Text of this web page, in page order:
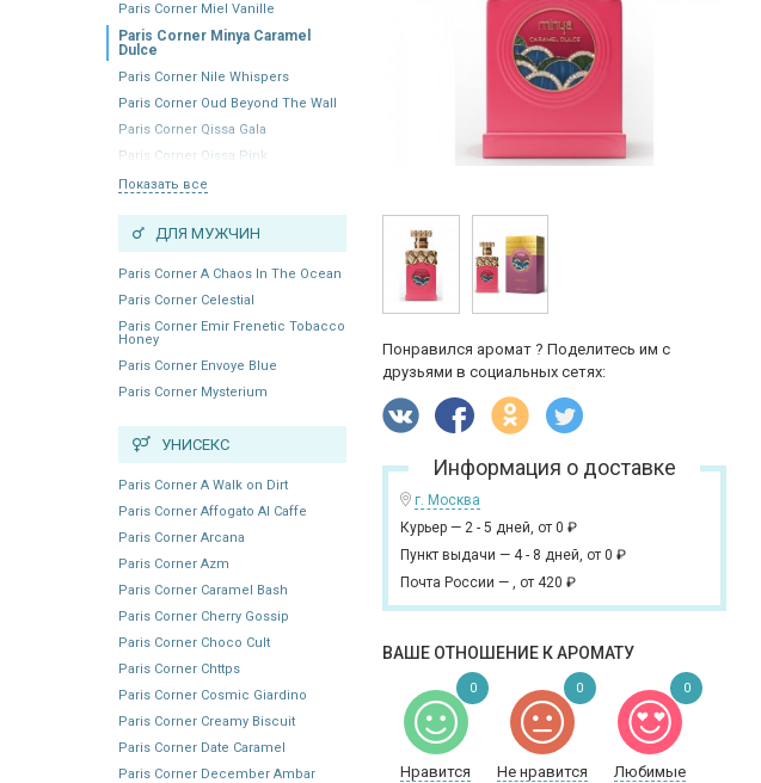
Paris Corner Miel Vanille
Paris Corner Minya Caramel
Dulce
Paris Corner Nile Whispers
Paris Corner Oud Beyond The Wall
Paris Corner Qissa Gala
Paris Corner Qissa Pink
Показать все
ДЛЯ МУЖЧИН
Paris Corner A Chaos In The Ocean
Paris Corner Celestial
Paris Corner Emir Frenetic Tobacco
Honey
Paris Corner Envoye Blue
Paris Corner Mysterium
УНИСЕКС
Paris Corner A Walk on Dirt
Paris Corner Affogato Al Caffe
Paris Corner Arcana
Paris Corner Azm
Paris Corner Caramel Bash
Paris Corner Cherry Gossip
Paris Corner Choco Cult
Paris Corner Chttps
Paris Corner Cosmic Giardino
Paris Corner Creamy Biscuit
Paris Corner Date Caramel
Paris Corner December Ambar
Понравился аромат ? Поделитесь им с
друзьями в социальных сетях:
Информация о доставке
г. Москва
Курьер — 2 - 5 дней, от 0 ₽
Пункт выдачи — 4 - 8 дней, от 0 ₽
Почта России — , от 420 ₽
ВАШЕ ОТНОШЕНИЕ К АРОМАТУ
Нравится Не нравится Любимые
0 0 0